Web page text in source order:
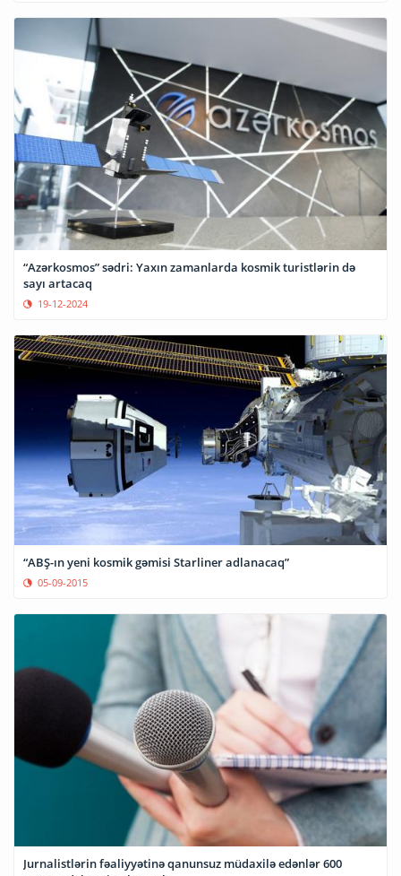
“Azərkosmos” sədri: Yaxın zamanlarda kosmik turistlərin də
sayı artacaq
19-12-2024
“ABŞ-ın yeni kosmik gəmisi Starliner adlanacaq”
05-09-2015
Jurnalistlərin fəaliyyətinə qanunsuz müdaxilə edənlər 600